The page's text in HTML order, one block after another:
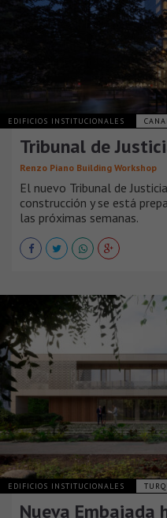
EDIFICIOS INSTITUCIONALES
Tribunal de
Renzo Piano Building Workshop
El nuevo Tribunal de
construcción y se está
las próximas semanas.
EDIFICIOS INSTITUCIONALES
Nueva Embajada